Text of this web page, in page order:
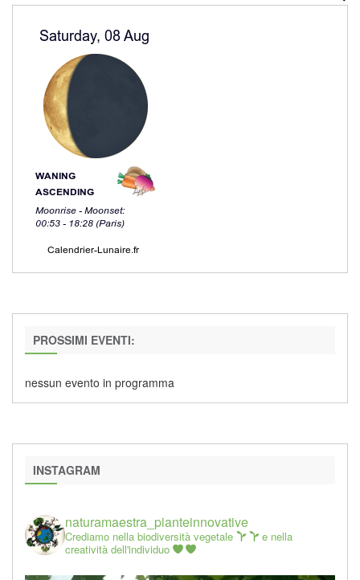
PROSSIMI EVENTI:
nessun evento in programma
INSTAGRAM
naturamaestra_pianteinnovative
Crediamo nella biodiversità vegetale
e nella
creatività dell'individuo